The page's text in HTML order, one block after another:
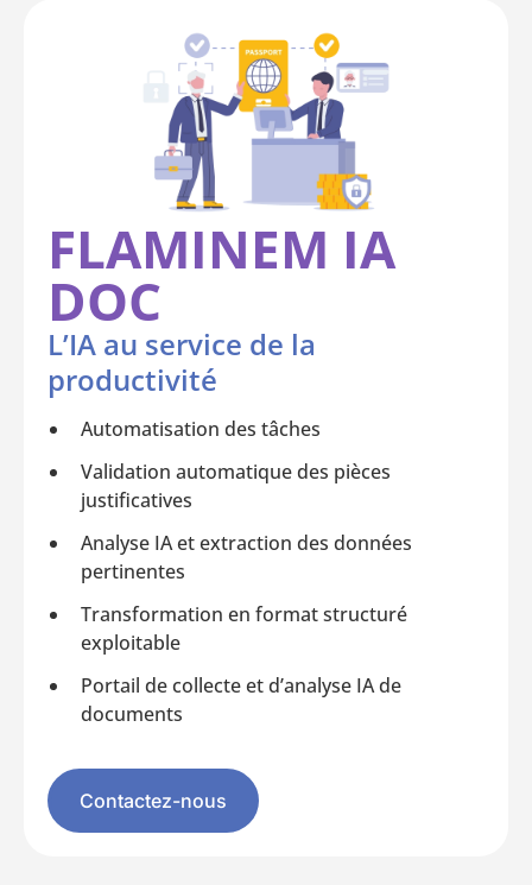
FLAMINEM IA
DOC
L’IA au service de la
productivité
Automatisation des tâches
Validation automatique des pièces
justificatives
Analyse IA et extraction des données
pertinentes
Transformation en format structuré
exploitable
Portail de collecte et d’analyse IA de
documents
Contactez-nous